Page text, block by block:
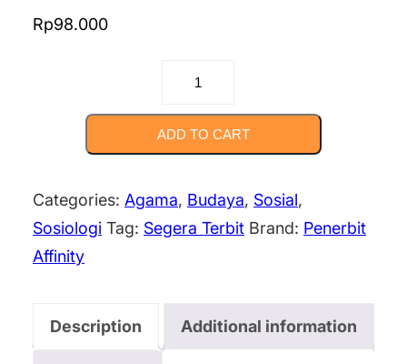
Rp98.000
WAJAH
DI
RUANG
Tuhan
di
Keragaman
Kehidupan
Manusia
ADD TO CART
Categories: Agama, Budaya, Sosial,
Sosiologi Tag: Segera Terbit Brand: Penerbit
Affinity
Description Additional information